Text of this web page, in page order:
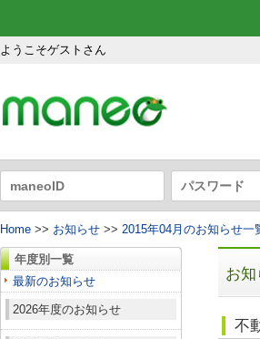
ようこそゲストさん
Home >> お知らせ >> 2015年04月のお知らせ一
年度別一覧
最新のお知らせ
2026年度のお知らせ
お
不